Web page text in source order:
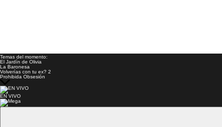
Temas del momento:
El Jardín de Olivia
La Baronesa
Volverías con tu ex? 2
Prohibida Obsesión
EN VIVO